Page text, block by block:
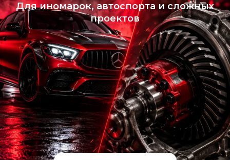
Для иномарок, автоспорта и сложных
проектов